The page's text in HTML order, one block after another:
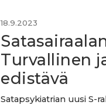
18.9.2023
Turvallinen
edistävä
Satapsykiatrian uusi S-